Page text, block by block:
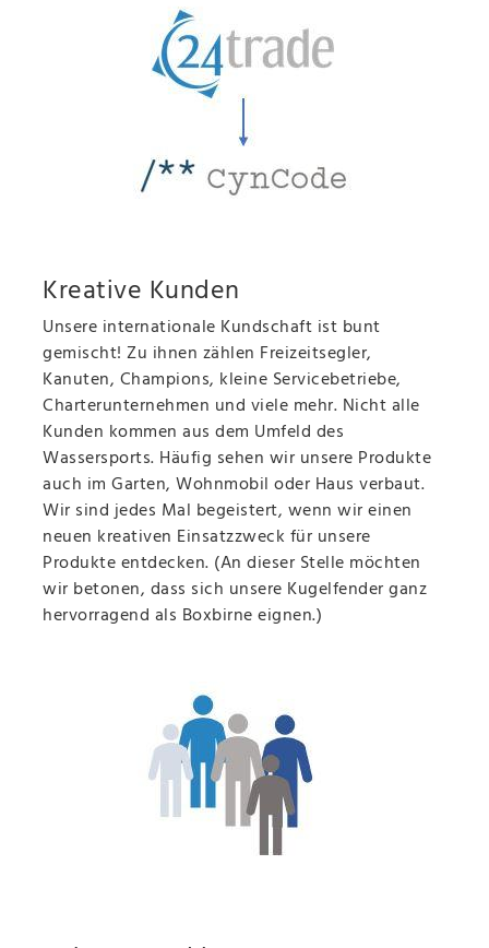
Kreative Kunden
Unsere internationale Kundschaft ist bunt
gemischt! Zu ihnen zählen Freizeitsegler,
Kanuten, Champions, kleine Servicebetriebe,
Charterunternehmen und viele mehr. Nicht alle
Kunden kommen aus dem Umfeld des
Wassersports. Häufig sehen wir unsere Produkte
auch im Garten, Wohnmobil oder Haus verbaut.
Wir sind jedes Mal begeistert, wenn wir einen
neuen kreativen Einsatzzweck für unsere
Produkte entdecken. (An dieser Stelle möchten
wir betonen, dass sich unsere Kugelfender ganz
hervorragend als Boxbirne eignen.)